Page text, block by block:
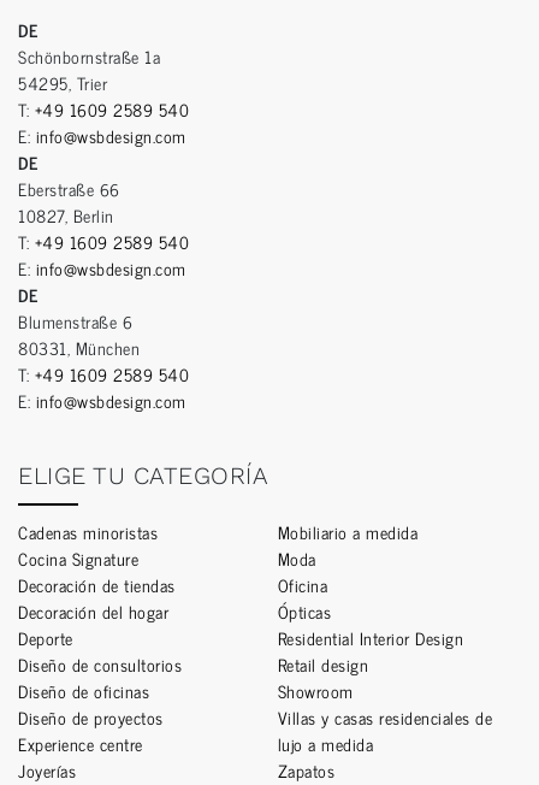
DE
Schönbornstraße 1a
54295, Trier
T: +49 1609 2589 540
E: info@wsbdesign.com
DE
Eberstraße 66
10827, Berlin
T: +49 1609 2589 540
E: info@wsbdesign.com
DE
Blumenstraße 6
80331, München
T: +49 1609 2589 540
E: info@wsbdesign.com
ELIGE TU CATEGORÍA
Cadenas minoristas
Cocina Signature
Decoración de tiendas
Decoración del hogar
Deporte
Diseño de consultorios
Diseño de oficinas
Diseño de proyectos
Experience centre
Joyerías
Mobiliario a medida
Moda
Oficina
Ópticas
Residential Interior Design
Retail design
Showroom
Villas y casas residenciales de
lujo a medida
Zapatos